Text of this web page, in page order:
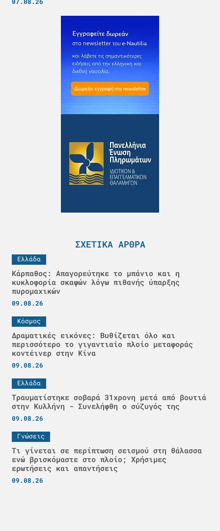
ΣΧΕΤΙΚΆ ΆΡΘΡΑ
Ελλάδα
Κάρπαθος: Απαγορεύτηκε το μπάνιο και η
κυκλοφορία σκαφών λόγω πιθανής ύπαρξης
πυρομαχικών
09.08.26
Κόσμος
Δραματικές εικόνες: Βυθίζεται όλο και
περισσότερο το γιγαντιαίο πλοίο μεταφοράς
κοντέινερ στην Κίνα
09.08.26
Ελλάδα
Τραυματίστηκε σοβαρά 31χρονη μετά από βουτιά
στην Κυλλήνη - Συνελήφθη ο σύζυγός της
09.08.26
Γνώσεις
Τι γίνεται σε περίπτωση σεισμού στη θάλασσα
ενώ βρισκόμαστε στο πλοίο; Χρήσιμες
ερωτήσεις και απαντήσεις
09.08.26